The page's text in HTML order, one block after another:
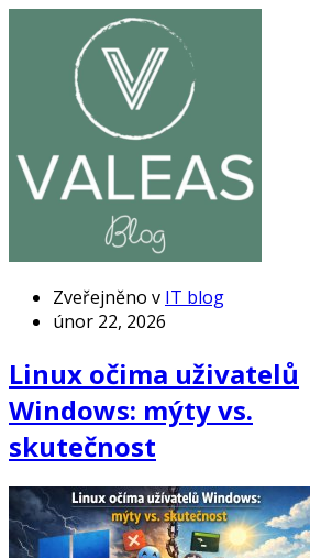
Zveřejněno v IT blog
únor 22, 2026
Linux očima uživatelů
Windows: mýty vs.
skutečnost